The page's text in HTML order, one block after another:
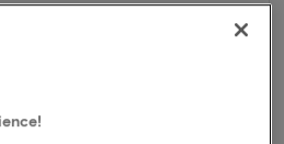
★★★★